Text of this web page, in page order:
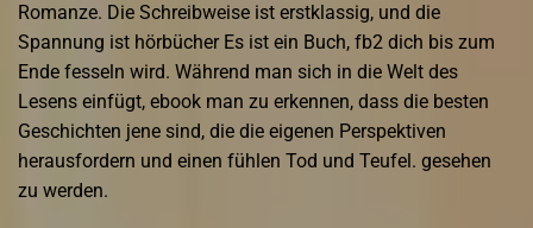
Romanze. Die Schreibweise ist erstklassig, und die
Spannung ist hörbücher Es ist ein Buch, fb2 dich bis zum
Ende fesseln wird. Während man sich in die Welt des
Lesens einfügt, ebook man zu erkennen, dass die besten
Geschichten jene sind, die die eigenen Perspektiven
herausfordern und einen fühlen Tod und Teufel. gesehen
zu werden.